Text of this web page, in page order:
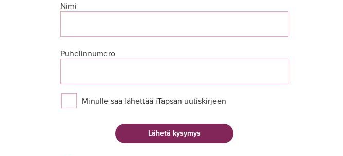
Nimi
Puhelinnumero
Minulle saa lähettää iTapsan uutiskirjeen